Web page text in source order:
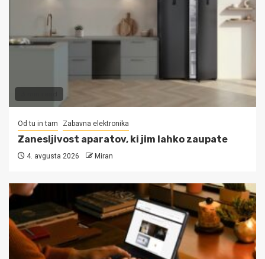
Od tu in tam Zabavna elektronika
Zanesljivost aparatov, ki jim lahko zaupate
4. avgusta 2026 Miran